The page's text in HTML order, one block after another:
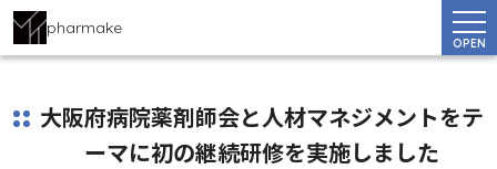
pharmake
OPEN
大阪府病院薬剤師会と人材マネジメントをテ
ーマに初の継続研修を実施しました